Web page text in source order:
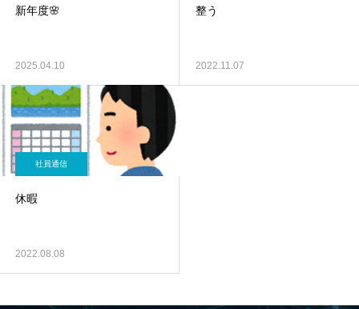
新年度🌸
2025.04.10
整う
2022.11.07
社員通信
休暇
2022.08.08